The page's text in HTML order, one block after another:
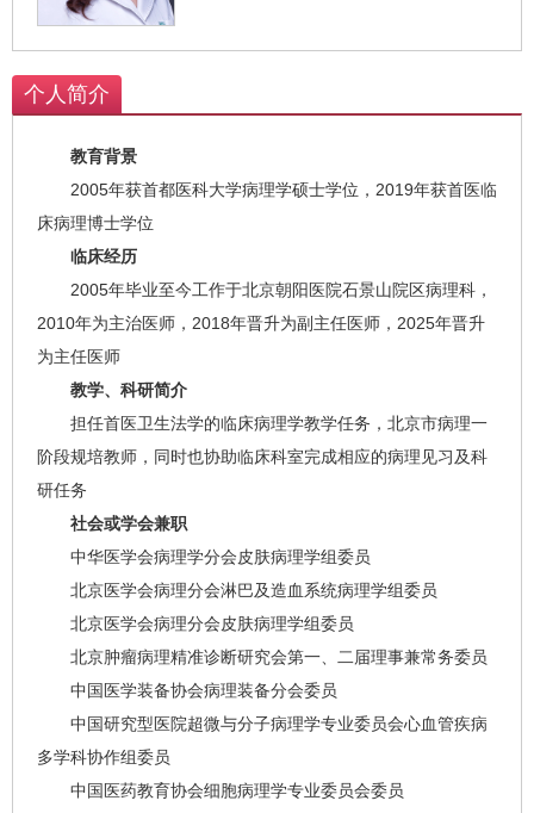
个人简介
教育背景
2005年获首都医科大学病理学硕士学位，2019年获首医临
床病理博士学位
临床经历
2005年毕业至今工作于北京朝阳医院石景山院区病理科，
2010年为主治医师，2018年晋升为副主任医师，2025年晋升
为主任医师
教学、科研简介
担任首医卫生法学的临床病理学教学任务，北京市病理一
阶段规培教师，同时也协助临床科室完成相应的病理见习及科
研任务
社会或学会兼职
中华医学会病理学分会皮肤病理学组委员
北京医学会病理分会淋巴及造血系统病理学组委员
北京医学会病理分会皮肤病理学组委员
北京肿瘤病理精准诊断研究会第一、二届理事兼常务委员
中国医学装备协会病理装备分会委员
中国研究型医院超微与分子病理学专业委员会心血管疾病
多学科协作组委员
中国医药教育协会细胞病理学专业委员会委员